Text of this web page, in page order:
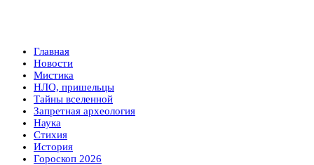
Главная
Новости
Мистика
НЛО, пришельцы
Тайны вселенной
Запретная археология
Наука
Стихия
История
Гороскоп 2026